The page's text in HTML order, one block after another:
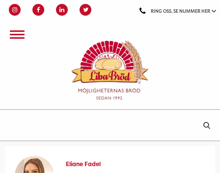
RING OSS, SE NUMMER HER
Eliane Fadel